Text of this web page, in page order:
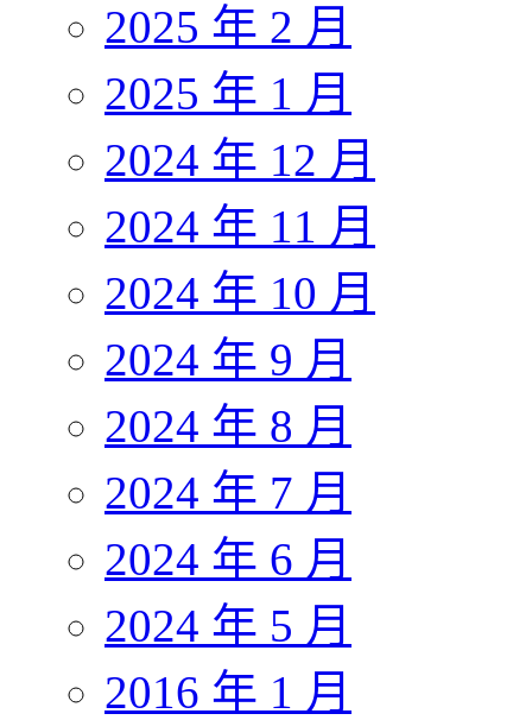
2025 年 2 月
2025 年 1 月
2024 年 12 月
2024 年 11 月
2024 年 10 月
2024 年 9 月
2024 年 8 月
2024 年 7 月
2024 年 6 月
2024 年 5 月
2016 年 1 月